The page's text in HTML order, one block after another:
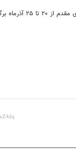
برگزار می‌شود.